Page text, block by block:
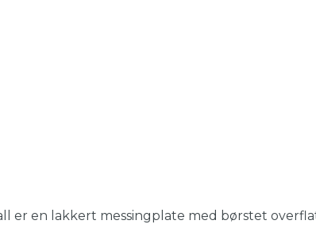
er en lakkert messingplate med børstet